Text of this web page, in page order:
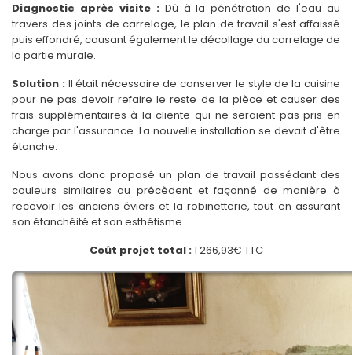
Diagnostic après visite :Dû à la pénétration de l'eau au
travers des joints de carrelage, le plan de travail s'est affaissé
puis effondré, causant également le décollage du carrelage de
la partie murale.
Solution :Il était nécessaire de conserver le style de la cuisine
pour ne pas devoir refaire le reste de la pièce et causer des
frais supplémentaires à la cliente qui ne seraient pas pris en
charge par l'assurance. La nouvelle installation se devait d'être
étanche.
Nous avons donc proposé un plan de travail possédant des
couleurs similaires au précèdent et façonné de manière à
recevoir les anciens éviers et la robinetterie, tout en assurant
son étanchéité et son esthétisme.
Coût projet total :1 266,93€ TTC